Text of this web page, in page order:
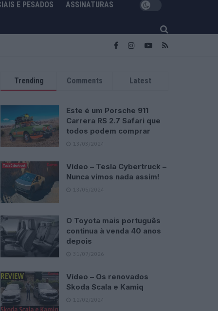
E PESADOS ASSINATURAS
Trending Comments Latest
Este é um Porsche 911
Carrera RS 2.7 Safari que
todos podem comprar
13/03/2024
Vídeo – Tesla Cybertruck –
Nunca vimos nada assim!
13/05/2024
O Toyota mais português
continua à venda 40 anos
depois
31/07/2026
Vídeo – Os renovados
Skoda Scala e Kamiq
12/02/2024